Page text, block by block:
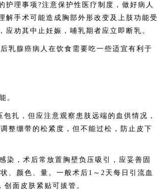
理事项?注意保护性医疗制度，做好病人
解手术可能造成胸部外形改变及上肢功能受
应劝其中止妊娠，哺乳期者应立即断乳。
腺癌病人在饮食需要吃一些适宜有利于
。
，但应注意观察患肢远端的血供情况，
整绷带的松紧度，但不能过松，防止皮下
，术后常放置胸壁负压吸引，应妥善固
、颜色、量。一般术后1～2天每日引流血
面皮肤紧贴可拔管。